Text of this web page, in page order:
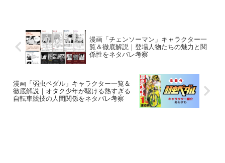
漫画「チェンソーマン」キャラクター一
覧＆徹底解説｜登場人物たちの魅力と関
係性をネタバレ考察
漫画「弱虫ペダル」キャラクター一覧＆
徹底解説｜オタク少年が駆ける熱すぎる
自転車競技の人間関係をネタバレ考察